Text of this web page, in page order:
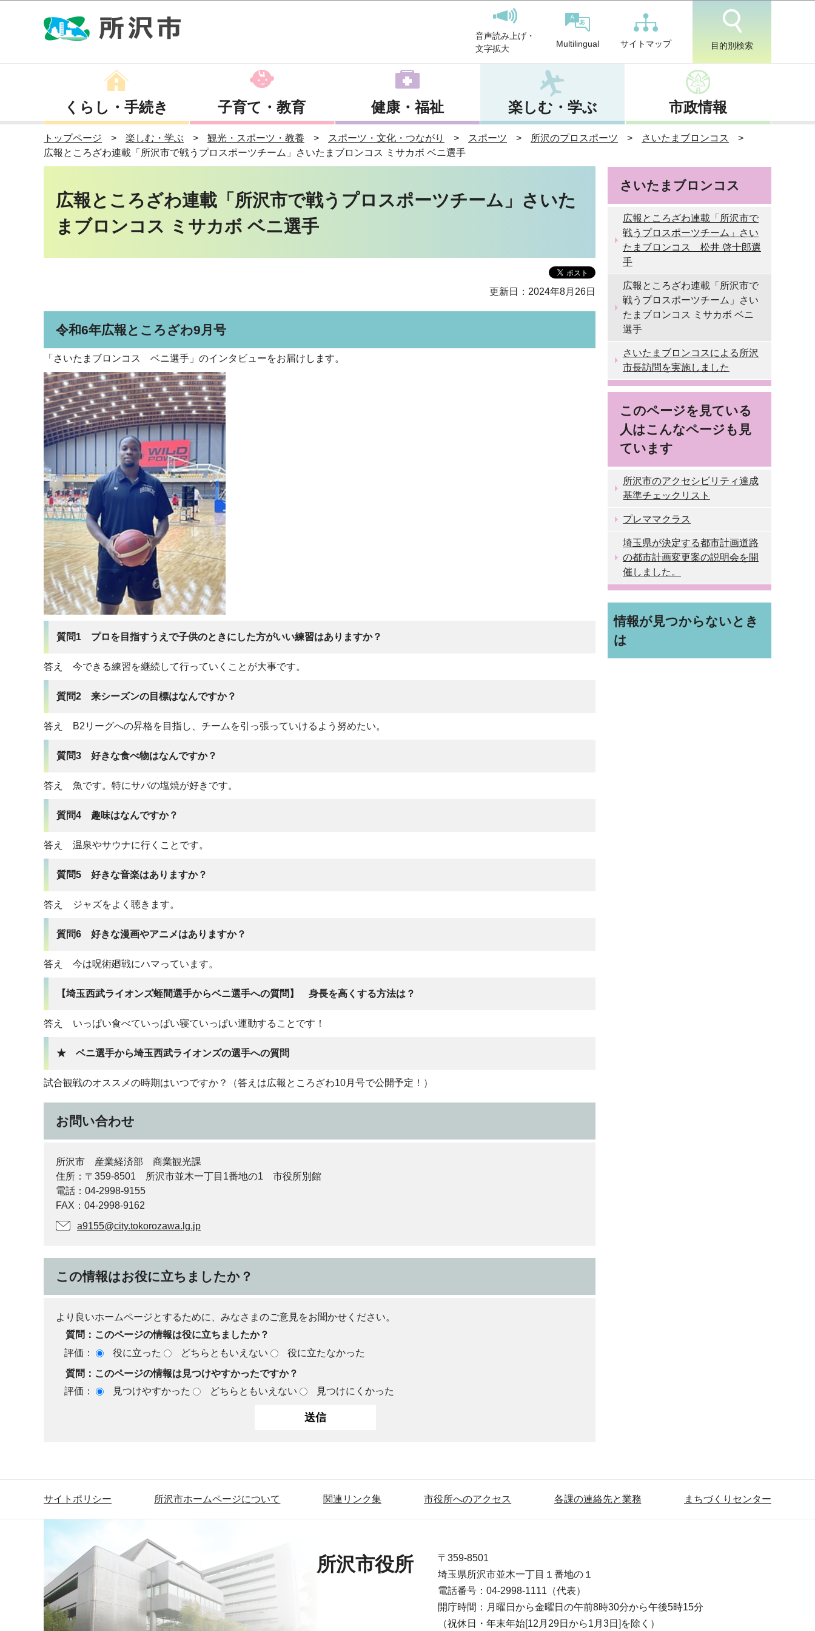
音声読み上げ・
文字拡大
Multilingual サイトマップ 目的別検索
くらし・手続き 子育て・教育 健康・福祉 楽しむ・学ぶ 市政情報
トップページ 楽しむ・学ぶ 観光・スポーツ・教養 スポーツ・文化・つながり スポーツ 所沢のプロスポーツ
さいたまブロンコス
広報ところざわ連載「所沢市で戦うプロスポーツチーム」さいたまブロンコス ミサカボ ベニ選手
広報ところざわ連載「所沢市で戦うプロスポーツチーム」さいた
まブロンコス ミサカボ ベニ選手
更新日：2024年8月26日
令和6年広報ところざわ9月号
「さいたまブロンコス ベニ選手」のインタビューをお届けします。
質問1 プロを目指すうえで子供のときにした方がいい練習はありますか？
答え 今できる練習を継続して行っていくことが大事です。
質問2 来シーズンの目標はなんですか？
答え B2リーグへの昇格を目指し、チームを引っ張っていけるよう努めたい。
質問3 好きな食べ物はなんですか？
答え 魚です。特にサバの塩焼が好きです。
質問4 趣味はなんですか？
答え 温泉やサウナに行くことです。
質問5 好きな音楽はありますか？
答え ジャズをよく聴きます。
質問6 好きな漫画やアニメはありますか？
答え 今は呪術廻戦にハマっています。
【埼玉西武ライオンズ蛭間選手からベニ選手への質問】 身長を高くする方法は？
答え いっぱい食べていっぱい寝ていっぱい運動することです！
★ ベニ選手から埼玉西武ライオンズの選手への質問
試合観戦のオススメの時期はいつですか？（答えは広報ところざわ10月号で公開予定！）
お問い合わせ
所沢市 産業経済部 商業観光課
住所：〒359-8501 所沢市並木一丁目1番地の1 市役所別館
電話：04-2998-9155
FAX：04-2998-9162
a9155@city.tokorozawa.lg.jp
この情報はお役に立ちましたか？
より良いホームページとするために、みなさまのご意見をお聞かせください。
質問：このページの情報は役に立ちましたか？
評価：
役に立った どちらともいえない
役に立たなかった
質問：このページの情報は見つけやすかったですか？
評価：
見つけやすかった どちらともいえない 見つけにくかった
さいたまブロンコス
広報ところざわ連載「所沢市で
戦うプロスポーツチーム」さい
たまブロンコス 松井 啓十郎選
手
広報ところざわ連載「所沢市で
戦うプロスポーツチーム」さい
たまブロンコス ミサカボ ベニ
選手
さいたまブロンコスによる所沢
市長訪問を実施しました
このページを見ている
人はこんなページも見
ています
所沢市のアクセシビリティ達成
基準チェックリスト
プレママクラス
埼玉県が決定する都市計画道路
の都市計画変更案の説明会を開
催しました。
情報が見つからないとき
は
サイトポリシー 所沢市ホームページについて 関連リンク集 市役所へのアクセス 各課の連絡先と業務 まちづくりセンター
所沢市役所
〒359-8501
埼玉県所沢市並木一丁目１番地の１
電話番号：04-2998-1111（代表）
開庁時間：月曜日から金曜日の午前8時30分から午後5時15分
（祝休日・年末年始[12月29日から1月3日]を除く）